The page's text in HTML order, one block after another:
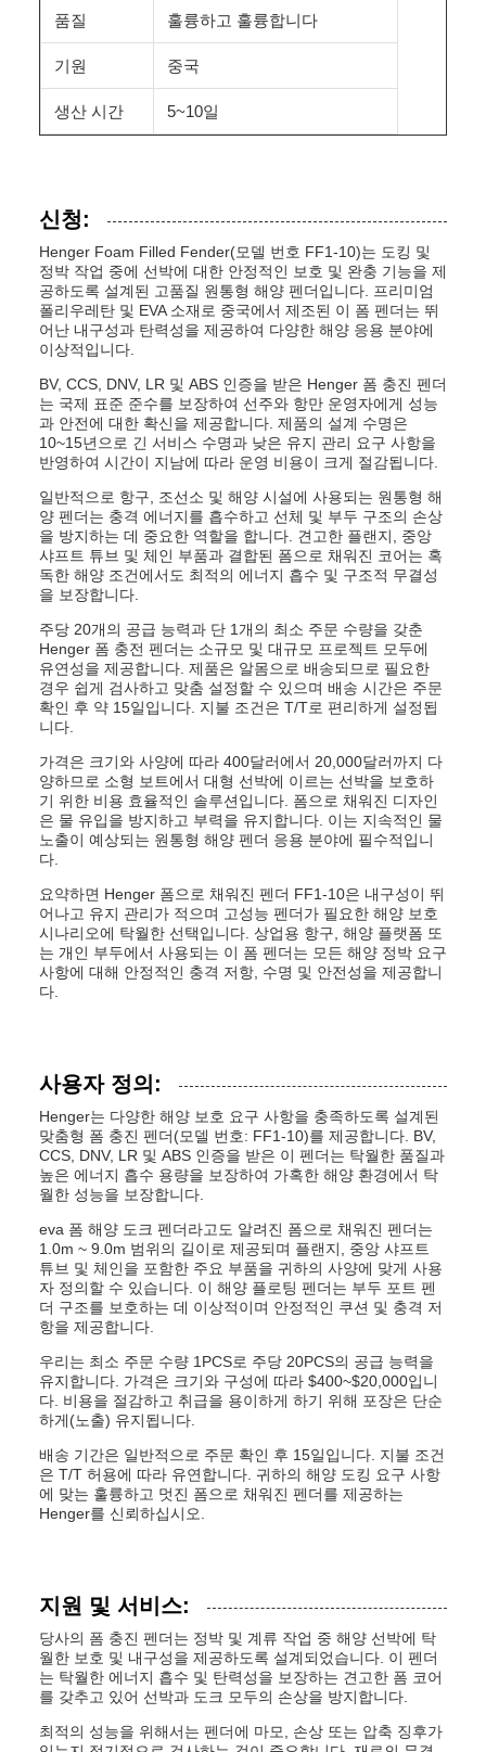
품질 훌륭하고 훌륭합니다
기원 중국
생산 시간 5~10일
신청:
Henger Foam Filled Fender(모델 번호 FF1-10)는 도킹 및
정박 작업 중에 선박에 대한 안정적인 보호 및 완충 기능을 제
공하도록 설계된 고품질 원통형 해양 펜더입니다. 프리미엄
폴리우레탄 및 EVA 소재로 중국에서 제조된 이 폼 펜더는 뛰
어난 내구성과 탄력성을 제공하여 다양한 해양 응용 분야에
이상적입니다.
BV, CCS, DNV, LR 및 ABS 인증을 받은 Henger 폼 충진 펜더
는 국제 표준 준수를 보장하여 선주와 항만 운영자에게 성능
과 안전에 대한 확신을 제공합니다. 제품의 설계 수명은
10~15년으로 긴 서비스 수명과 낮은 유지 관리 요구 사항을
반영하여 시간이 지남에 따라 운영 비용이 크게 절감됩니다.
일반적으로 항구, 조선소 및 해양 시설에 사용되는 원통형 해
양 펜더는 충격 에너지를 흡수하고 선체 및 부두 구조의 손상
을 방지하는 데 중요한 역할을 합니다. 견고한 플랜지, 중앙
샤프트 튜브 및 체인 부품과 결합된 폼으로 채워진 코어는 혹
독한 해양 조건에서도 최적의 에너지 흡수 및 구조적 무결성
을 보장합니다.
주당 20개의 공급 능력과 단 1개의 최소 주문 수량을 갖춘
Henger 폼 충전 펜더는 소규모 및 대규모 프로젝트 모두에
유연성을 제공합니다. 제품은 알몸으로 배송되므로 필요한
경우 쉽게 검사하고 맞춤 설정할 수 있으며 배송 시간은 주문
확인 후 약 15일입니다. 지불 조건은 T/T로 편리하게 설정됩
니다.
가격은 크기와 사양에 따라 400달러에서 20,000달러까지 다
양하므로 소형 보트에서 대형 선박에 이르는 선박을 보호하
기 위한 비용 효율적인 솔루션입니다. 폼으로 채워진 디자인
은 물 유입을 방지하고 부력을 유지합니다. 이는 지속적인 물
노출이 예상되는 원통형 해양 펜더 응용 분야에 필수적입니
다.
요약하면 Henger 폼으로 채워진 펜더 FF1-10은 내구성이 뛰
어나고 유지 관리가 적으며 고성능 펜더가 필요한 해양 보호
시나리오에 탁월한 선택입니다. 상업용 항구, 해양 플랫폼 또
는 개인 부두에서 사용되는 이 폼 펜더는 모든 해양 정박 요구
사항에 대해 안정적인 충격 저항, 수명 및 안전성을 제공합니
다.
사용자 정의:
Henger는 다양한 해양 보호 요구 사항을 충족하도록 설계된
맞춤형 폼 충진 펜더(모델 번호: FF1-10)를 제공합니다. BV,
CCS, DNV, LR 및 ABS 인증을 받은 이 펜더는 탁월한 품질과
높은 에너지 흡수 용량을 보장하여 가혹한 해양 환경에서 탁
월한 성능을 보장합니다.
eva 폼 해양 도크 펜더라고도 알려진 폼으로 채워진 펜더는
1.0m ~ 9.0m 범위의 길이로 제공되며 플랜지, 중앙 샤프트
튜브 및 체인을 포함한 주요 부품을 귀하의 사양에 맞게 사용
자 정의할 수 있습니다. 이 해양 플로팅 펜더는 부두 포트 펜
더 구조를 보호하는 데 이상적이며 안정적인 쿠션 및 충격 저
항을 제공합니다.
우리는 최소 주문 수량 1PCS로 주당 20PCS의 공급 능력을
유지합니다. 가격은 크기와 구성에 따라 $400~$20,000입니
다. 비용을 절감하고 취급을 용이하게 하기 위해 포장은 단순
하게(노출) 유지됩니다.
배송 기간은 일반적으로 주문 확인 후 15일입니다. 지불 조건
은 T/T 허용에 따라 유연합니다. 귀하의 해양 도킹 요구 사항
에 맞는 훌륭하고 멋진 폼으로 채워진 펜더를 제공하는
Henger를 신뢰하십시오.
지원 및 서비스:
당사의 폼 충진 펜더는 정박 및 계류 작업 중 해양 선박에 탁
월한 보호 및 내구성을 제공하도록 설계되었습니다. 이 펜더
는 탁월한 에너지 흡수 및 탄력성을 보장하는 견고한 폼 코어
를 갖추고 있어 선박과 도크 모두의 손상을 방지합니다.
최적의 성능을 위해서는 펜더에 마모, 손상 또는 압축 징후가